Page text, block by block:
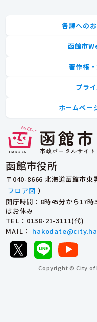
函館市役所
〒040-8666 北海道函館市東
フロア図 ）
開庁時間：8時45分から17
はお休み
TEL ：0138-21-3111(代)
MAIL ：
各課への
函館市
著作権
プラ
ホームペー
Copyright © City